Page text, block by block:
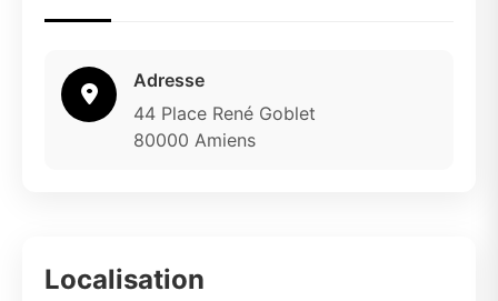
Adresse
44 Place René Goblet
80000 Amiens
Localisation